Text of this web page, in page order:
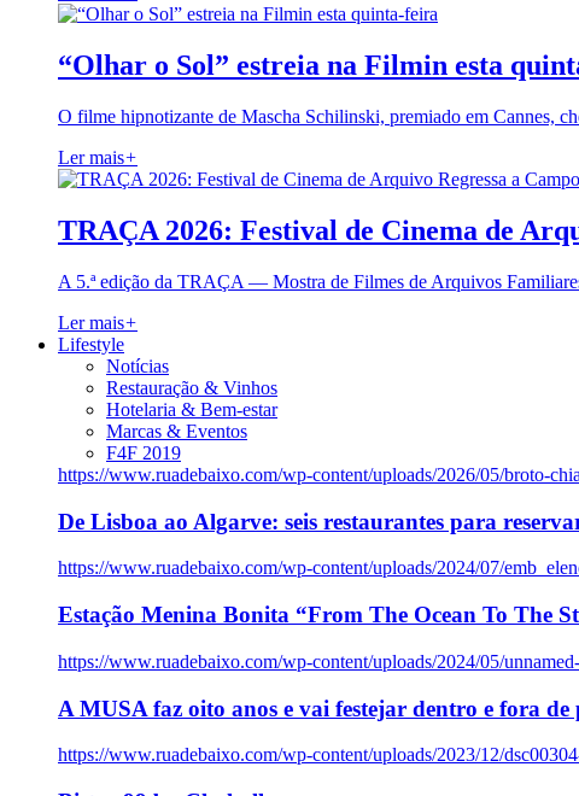
“Olhar o Sol” estreia na Filmin esta
O filme hipnotizante de Mascha Schilinski, premiado em Cannes,
Ler mais+
TRAÇA 2026: Festival de Cinema de
A 5.ª edição da TRAÇA — Mostra de Filmes de Arquivos
Ler mais+
Lifestyle
Notícias
Restauração & Vinhos
Hotelaria & Bem-estar
Marcas & Eventos
F4F 2019
https://www.ruadebaixo.com/wp-content/uploads/2026/05/broto-
De Lisboa ao Algarve: seis restaurantes para
https://www.ruadebaixo.com/wp-content/uploads/2024/07/
Estação Menina Bonita “From The Ocean To The
https://www.ruadebaixo.com/wp-content/uploads/2024/05/
A MUSA faz oito anos e vai festejar dentro e fora de
https://www.ruadebaixo.com/wp-content/uploads/2023/12/